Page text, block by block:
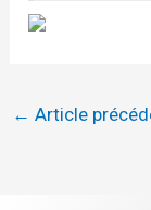
← Article